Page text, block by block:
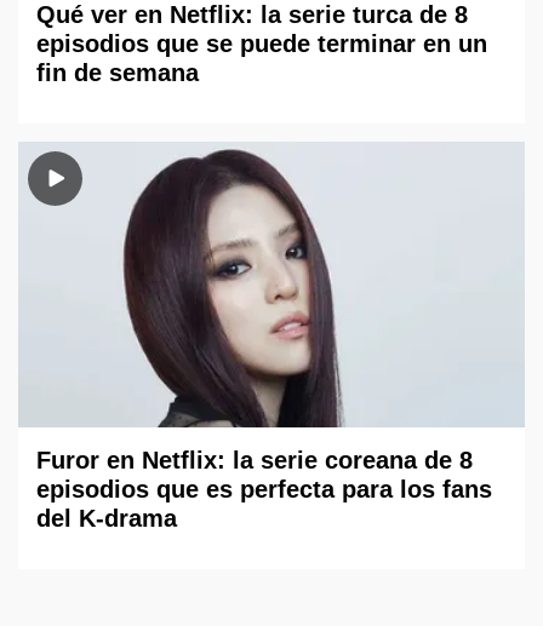
Qué ver en Netflix: la serie turca de 8
episodios que se puede terminar en un
fin de semana
Furor en Netflix: la serie coreana de 8
episodios que es perfecta para los fans
del K-drama